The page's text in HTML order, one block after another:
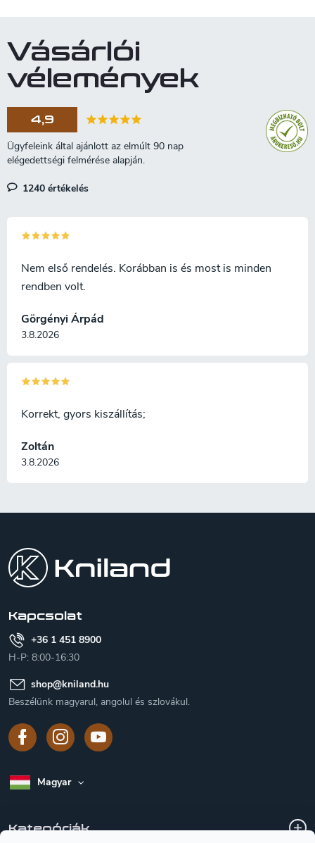
e
m
i
Vásárlói
vélemények
4,9
1240 értékelés
Görgényi Árpád
3.8.2026
Nem első rendelés. Korábban is és most is minden
rendben volt.
Zoltán
3.8.2026
Korrekt, gyors kiszállítás;
Kapcsolat
+36 1 451 8900
H-P: 8:00-16:30
shop@kniland.hu
Beszélünk magyarul, angolul és szlovákul.
Magyar
Kategóriák